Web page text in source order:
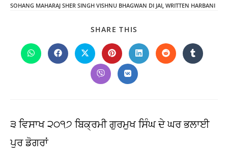
SOHANG MAHARAJ SHER SINGH VISHNU BHAGWAN DI JAI, WRITTEN HARBANI
SHARE THIS
CONTENT
Opens
in
Opens
in
Opens
in
new
window
Opens
in
new
window
Opens
in
Opens
in
Opens
in
Opens
in
Opens
in
੩ ਵਿਸਾਖ ੨੦੧੭ ਬਿਕ੍ਰਮੀ ਗੁਰਮੁਖ ਸਿੰਘ ਦੇ ਘਰ ਭਲਾਈ
ਪੁਰ ਡੋਗਰਾਂ